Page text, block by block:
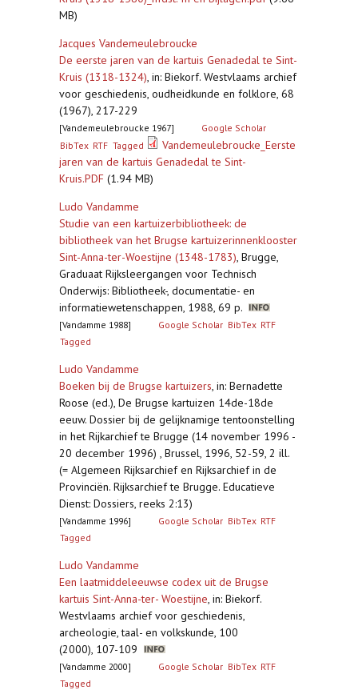
MB)
Jacques Vandemeulebroucke
De eerste jaren van de kartuis Genadedal te Sint-
Kruis (1318-1324), in: Biekorf. Westvlaams archief
voor geschiedenis, oudheidkunde en folklore, 68
(1967), 217-229
[Vandemeulebroucke 1967]
Google Scholar
BibTex RTF Tagged
Vandemeulebroucke_Eerste
jaren van de kartuis Genadedal te Sint-
Kruis.PDF (1.94 MB)
Ludo Vandamme
Studie van een kartuizerbibliotheek: de
bibliotheek van het Brugse kartuizerinnenklooster
Sint-Anna-ter-Woestijne (1348-1783), Brugge,
Graduaat Rijksleergangen voor Technisch
Onderwijs: Bibliotheek-, documentatie- en
informatiewetenschappen, 1988, 69 p.
[Vandamme 1988] Google Scholar BibTex RTF
Tagged
Ludo Vandamme
Boeken bij de Brugse kartuizers, in: Bernadette
Roose (ed.), De Brugse kartuizen 14de-18de
eeuw. Dossier bij de gelijknamige tentoonstelling
in het Rijkarchief te Brugge (14 november 1996 -
20 december 1996) , Brussel, 1996, 52-59, 2 ill.
(= Algemeen Rijksarchief en Rijksarchief in de
Provinciën. Rijksarchief te Brugge. Educatieve
Dienst: Dossiers, reeks 2:13)
[Vandamme 1996] Google Scholar BibTex RTF
Tagged
Ludo Vandamme
Een laatmiddeleeuwse codex uit de Brugse
kartuis Sint-Anna-ter- Woestijne, in: Biekorf.
Westvlaams archief voor geschiedenis,
archeologie, taal- en volkskunde, 100
(2000), 107-109
[Vandamme 2000] Google Scholar BibTex RTF
Tagged